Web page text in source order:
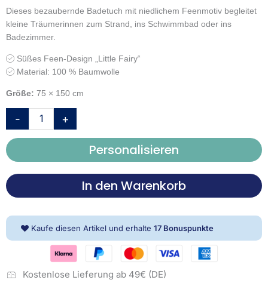
Dieses bezaubernde Badetuch mit niedlichem Feenmotiv begleitet
kleine Träumerinnen zum Strand, ins Schwimmbad oder ins
Badezimmer.
Süßes Feen-Design „Little Fairy“
Material: 100 % Baumwolle
Größe: 75 × 150 cm
-
Collection
Badetuch
'Little
Fee'
–
cm,
100%
+
Personalisieren
In den Warenkorb
Kaufe diesen Artikel und erhalte 17 Bonuspunkte
Kostenlose Lieferung ab 49€ (DE)